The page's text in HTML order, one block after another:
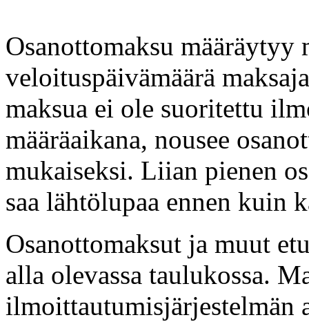
Osanottomaksu määräytyy
veloituspäivämäärä
maksua ei ole suoritettu
määräaikana, nousee
mukaiseksi. Liian pienen
saa lähtölupaa ennen kuin
Osanottomaksut ja muut
alla olevassa taulukossa.
ilmoittautumisjärjestelmän